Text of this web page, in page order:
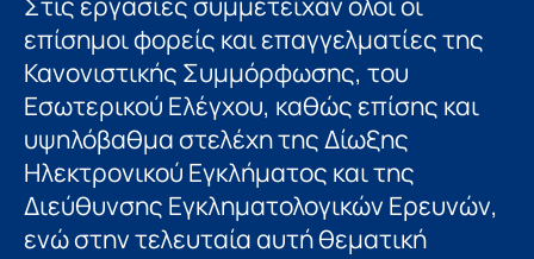
επίσημοι φορείς και επαγγελματίες της
Κανονιστικής Συμμόρφωσης, του
Εσωτερικού Ελέγχου, καθώς επίσης και
υψηλόβαθμα στελέχη της Δίωξης
Ηλεκτρονικού Εγκλήματος και της
Διεύθυνσης Εγκληματολογικών Ερευνών,
ενώ στην τελευταία αυτή θεματική